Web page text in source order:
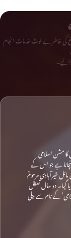
کی خاطر بے لوث خدمات انجام
کا مشن اسلامی
ہے جو اس کے
ہے۔ حجاب کی داغ بیل رام پور میں 1970 میں مائل خیرآبادی مرحومؒ
کردیا گیا۔ دو سال تعطل
اسلامی’ کے نام سے دہلی